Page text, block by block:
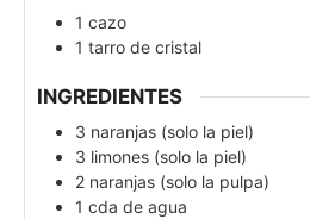
1 cazo
1 tarro de cristal
INGREDIENTES
3 naranjas (solo la piel)
3 limones (solo la piel)
2 naranjas (solo la pulpa)
1 cda de agua